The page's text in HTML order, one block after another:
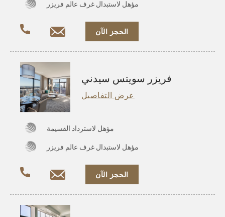
مؤهل لاستبدال غرف عالم فريزر
الحجز الآن
فريزر سويتس سيدني
عرض التفاصيل
مؤهل لاسترداد القسيمة
مؤهل لاستبدال غرف عالم فريزر
الحجز الآن